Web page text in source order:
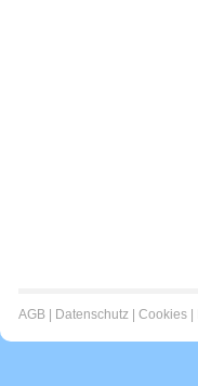
AGB Datenschutz Cookies